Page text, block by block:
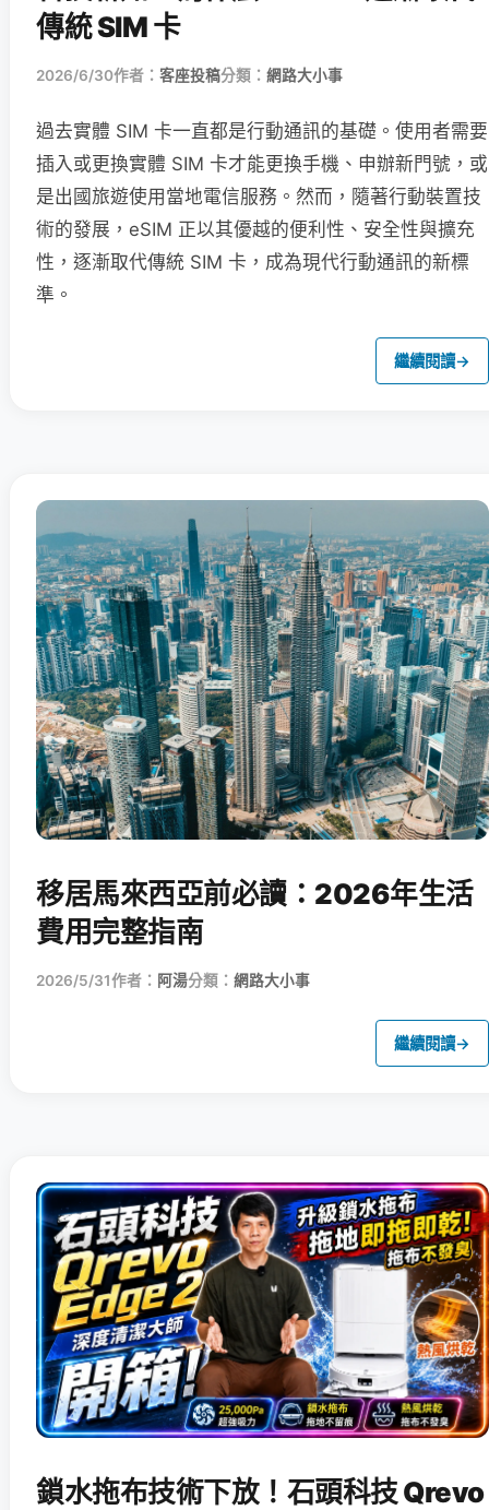
傳統 SIM 卡
2026/6/30作者： 客座投稿分類： 網路大小事
過去實體 SIM 卡一直都是行動通訊的基礎。使用者需要
插入或更換實體 SIM 卡才能更換手機、申辦新門號，或
是出國旅遊使用當地電信服務。然而，隨著行動裝置技
術的發展，eSIM 正以其優越的便利性、安全性與擴充
性，逐漸取代傳統 SIM 卡，成為現代行動通訊的新標
準。
繼續閱讀→
移居馬來西亞前必讀：2026年生活
費用完整指南
2026/5/31作者： 阿湯分類： 網路大小事
繼續閱讀→
鎖水拖布技術下放！石頭科技 Qrevo